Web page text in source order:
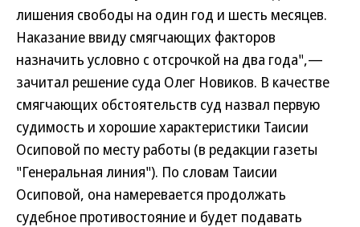
лишения свободы на один год и шесть месяцев.
Наказание ввиду смягчающих факторов
назначить условно с отсрочкой на два года",—
зачитал решение суда Олег Новиков. В качестве
смягчающих обстоятельств суд назвал первую
судимость и хорошие характеристики Таисии
Осиповой по месту работы (в редакции газеты
"Генеральная линия"). По словам Таисии
Осиповой, она намеревается продолжать
судебное противостояние и будет подавать